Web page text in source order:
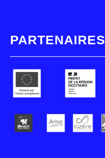
PARTENAIRES